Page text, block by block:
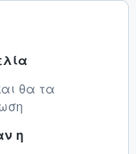
θα τα
η